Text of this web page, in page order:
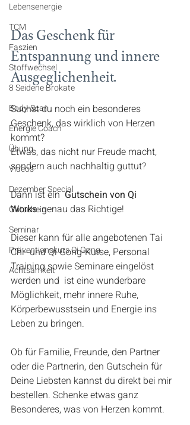
Lebensenergie
TCM
Faszien
Stoffwechsel
8 Seidene Brokate
Body-Scan
Energie Coach
Übung
Videos
Dezember Special
Gutschein
Seminar
Präventionskurs Qi Gong
Achtsamkeit
Das Geschenk für
Entspannung und innere
Ausgeglichenheit.
Suchst du noch ein besonderes
Geschenk, das wirklich von Herzen
kommt?
Etwas, das nicht nur Freude macht,
sondern auch nachhaltig guttut?
Dann ist ein Gutschein von Qi
Works genau das Richtige!
Dieser kann für alle angebotenen Tai
Chi- und Qi Gong-Kurse, Personal
Training sowie Seminare eingelöst
werden und  ist eine wunderbare
Möglichkeit, mehr innere Ruhe,
Körperbewusstsein und Energie ins
Leben zu bringen.
Ob für Familie, Freunde, den Partner
oder die Partnerin, den Gutschein für
Deine Liebsten kannst du direkt bei mir
bestellen. Schenke etwas ganz
Besonderes, was von Herzen kommt.